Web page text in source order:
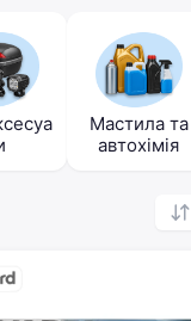
Мастила та
автохімія